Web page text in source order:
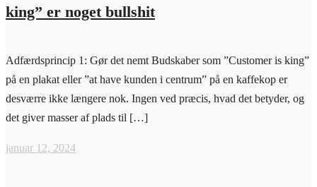
king” er noget bullshit
Adfærdsprincip 1: Gør det nemt Budskaber som ”Customer is king”
på en plakat eller ”at have kunden i centrum” på en kaffekop er
desværre ikke længere nok. Ingen ved præcis, hvad det betyder, og
det giver masser af plads til […]
januar 12, 2024